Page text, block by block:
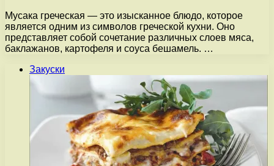
Мусака греческая — это изысканное блюдо, которое
является одним из символов греческой кухни. Оно
представляет собой сочетание различных слоев мяса,
баклажанов, картофеля и соуса бешамель. …
Закуски